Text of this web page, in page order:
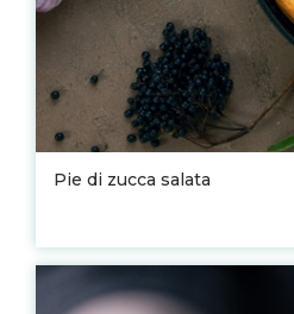
Pie di zucca salata